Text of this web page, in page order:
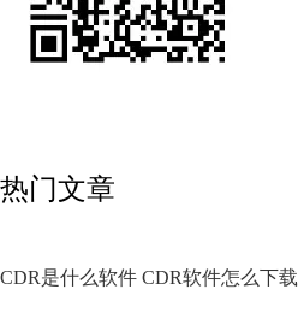
热门文章
CDR是什么软件 CDR软件怎么下载